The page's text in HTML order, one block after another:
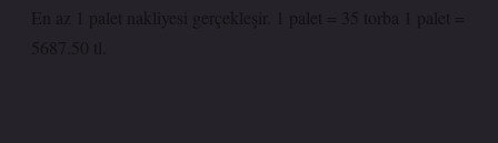
En az 1 palet nakliyesi gerçekleşir. 1 palet = 35 torba 1 palet =
5687.50 tl.